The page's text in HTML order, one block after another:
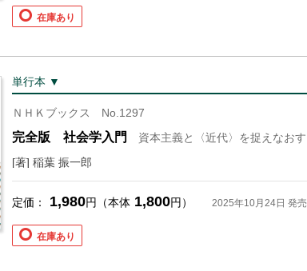
在庫あり
単行本 ▼
ＮＨＫブックス No.1297
完全版 社会学入門
資本主義と〈近代〉を捉えなおす
[著] 稲葉 振一郎
定価： 1,980円（本体 1,800円） 2025年10月24日 発売
在庫あり